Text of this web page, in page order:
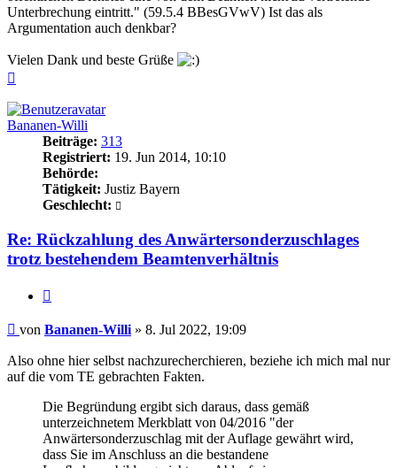
Unterbrechung eintritt." (59.5.4 BBesGVwV) Ist das als
Argumentation auch denkbar?
Vielen Dank und beste Grüße
Bananen-Willi
Beiträge: 313
Registriert: 19. Jun 2014, 10:10
Behörde:
Tätigkeit: Justiz Bayern
Geschlecht:
Re: Rückzahlung des Anwärtersonderzuschlages
trotz bestehendem Beamtenverhältnis
Beitrag
von Bananen-Willi » 8. Jul 2022, 19:09
Also ohne hier selbst nachzurecherchieren, beziehe ich mich mal nur
auf die vom TE gebrachten Fakten.
Die Begründung ergibt sich daraus, dass gemäß
unterzeichnetem Merkblatt von 04/2016 "der
Anwärtersonderzuschlag mit der Auflage gewährt wird,
dass Sie im Anschluss an die bestandene